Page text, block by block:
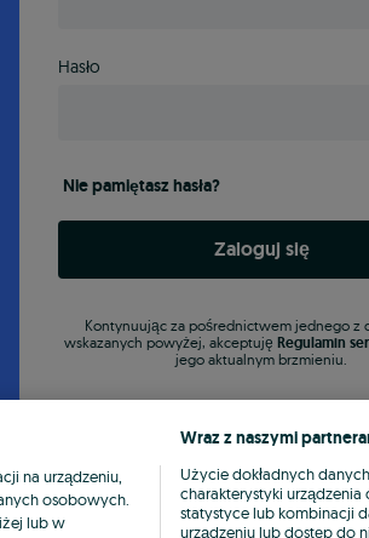
Hasło
Nie pamiętasz hasła?
Zaloguj się
Kontynuując za pośrednictwem jednego z
wskazanych powyżej, akceptuję Regulamin
jego aktualnym brzmieniu.
na urządzeniu,
osobowych.
lub w
Wraz z naszymi
Użycie dokładnych
charakterystyki
statystyce lub kombinacji
urządzeniu lub dostęp do